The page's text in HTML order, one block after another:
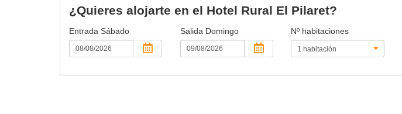
¿Quieres alojarte en el Hotel Rural El Pilaret?
Entrada Sábado Salida Domingo Nº habitaciones